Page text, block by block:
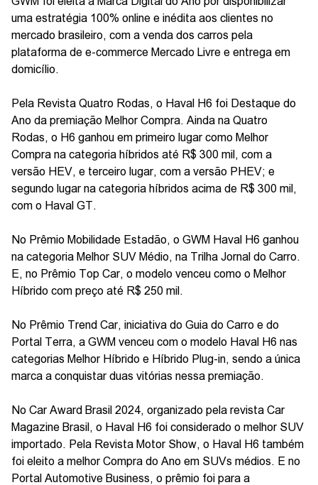
uma estratégia 100% online e inédita aos clientes no
mercado brasileiro, com a venda dos carros pela
plataforma de e-commerce Mercado Livre e entrega em
domicílio.
Pela Revista Quatro Rodas, o Haval H6 foi Destaque do
Ano da premiação Melhor Compra. Ainda na Quatro
Rodas, o H6 ganhou em primeiro lugar como Melhor
Compra na categoria híbridos até R$ 300 mil, com a
versão HEV, e terceiro lugar, com a versão PHEV; e
segundo lugar na categoria híbridos acima de R$ 300 mil,
com o Haval GT.
No Prêmio Mobilidade Estadão, o GWM Haval H6 ganhou
na categoria Melhor SUV Médio, na Trilha Jornal do Carro.
E, no Prêmio Top Car, o modelo venceu como o Melhor
Híbrido com preço até R$ 250 mil.
No Prêmio Trend Car, iniciativa do Guia do Carro e do
Portal Terra, a GWM venceu com o modelo Haval H6 nas
categorias Melhor Híbrido e Híbrido Plug-in, sendo a única
marca a conquistar duas vitórias nessa premiação.
No Car Award Brasil 2024, organizado pela revista Car
Magazine Brasil, o Haval H6 foi considerado o melhor SUV
importado. Pela Revista Motor Show, o Haval H6 também
foi eleito a melhor Compra do Ano em SUVs médios. E no
Portal Automotive Business, o prêmio foi para a